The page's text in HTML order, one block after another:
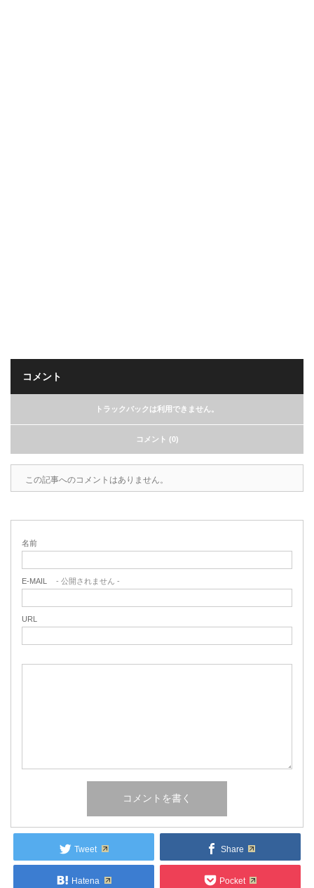
コメント
トラックバックは利用できません。
コメント (0)
この記事へのコメントはありません。
名前
E-MAIL - 公開されません -
URL
Tweet Share
Hatena Pocket